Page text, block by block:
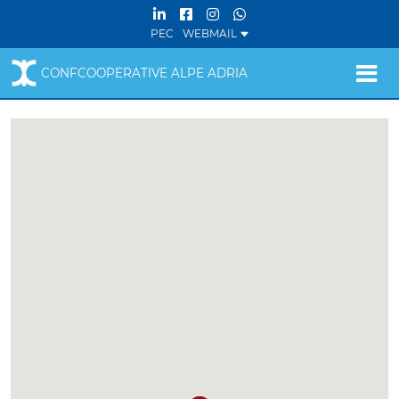
PEC WEBMAIL
CONFCOOPERATIVE ALPE ADRIA